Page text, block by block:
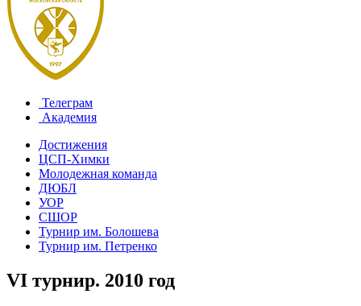
Телеграм
Академия
Достижения
ЦСП-Химки
Молодежная команда
ДЮБЛ
УОР
СШОР
Турнир им. Болошева
Турнир им. Петренко
VI турнир. 2010 год